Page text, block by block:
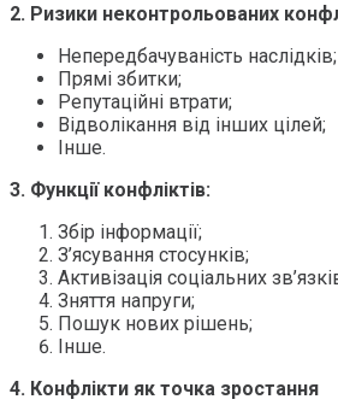
2. Ризики неконтрольованих
Непередбачуваність наслідків;
Прямі збитки;
Репутаційні втрати;
Відволікання від інших цілей;
Інше.
3. Функції конфліктів:
Збір інформації;
З’ясування стосунків;
Активізація соціальних
Зняття напруги;
Пошук нових рішень;
Інше.
4. Конфлікти як точка зростання